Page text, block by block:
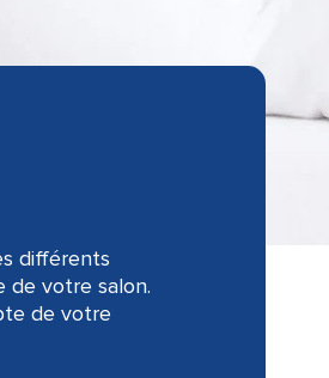
différents
de votre salon.
de votre